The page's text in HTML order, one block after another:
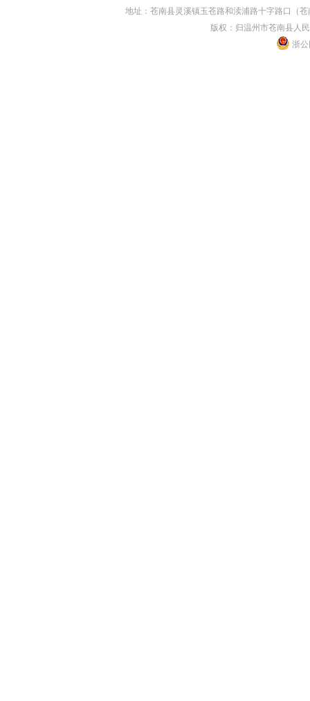
地址：苍南县灵溪镇玉苍路和渎浦路十字路口（
版权：归温州市苍南县人
浙公